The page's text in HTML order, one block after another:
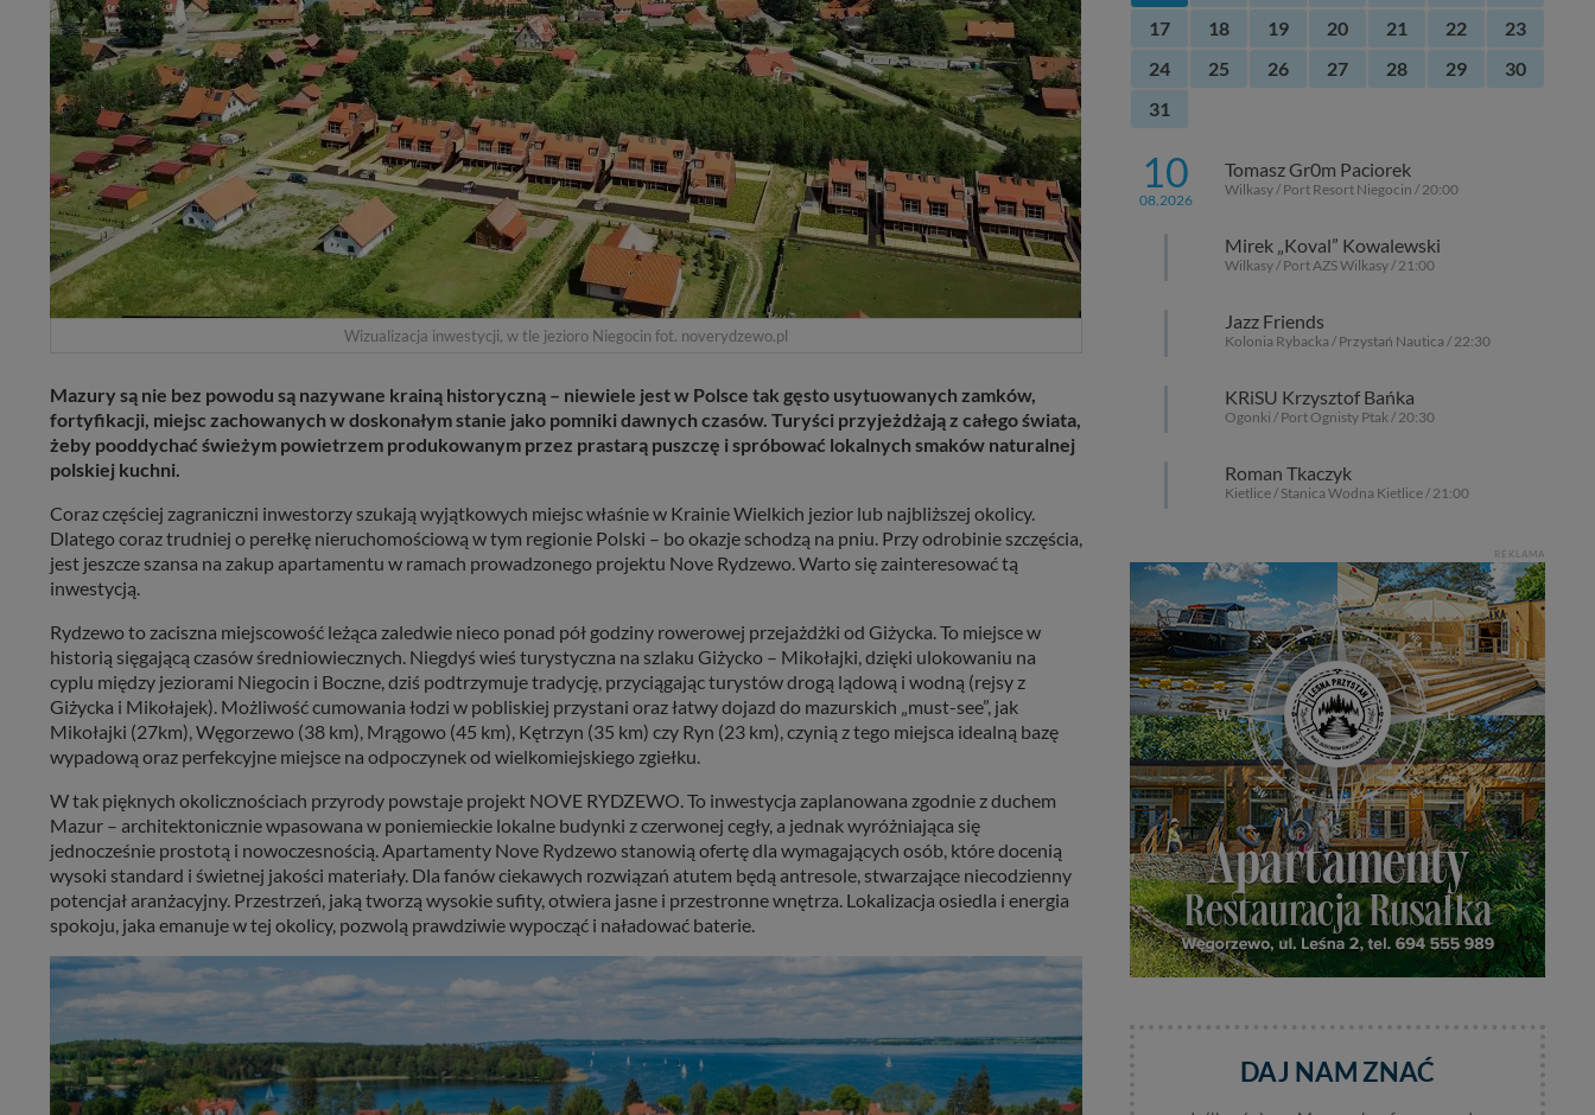
Wizualizacja inwestycji, w tle jezioro Niegocin fot. noverydzewo.pl
Mazury są nie bez powodu są nazywane krainą historyczną – niewiele jest w Polsce tak gęsto usytuowanych zamków,
fortyfikacji, miejsc zachowanych w doskonałym stanie jako pomniki dawnych czasów. Turyści przyjeżdżają z całego świata,
żeby pooddychać świeżym powietrzem produkowanym przez prastarą puszczę i spróbować lokalnych smaków naturalnej
polskiej kuchni.
Coraz częściej zagraniczni inwestorzy szukają wyjątkowych miejsc właśnie w Krainie Wielkich jezior lub najbliższej okolicy.
Dlatego coraz trudniej o perełkę nieruchomościową w tym regionie Polski – bo okazje schodzą na pniu. Przy odrobinie szczęścia,
jest jeszcze szansa na zakup apartamentu w ramach prowadzonego projektu Nove Rydzewo. Warto się zainteresować tą
inwestycją.
Rydzewo to zaciszna miejscowość leżąca zaledwie nieco ponad pół godziny rowerowej przejażdżki od Giżycka. To miejsce w
historią sięgającą czasów średniowiecznych. Niegdyś wieś turystyczna na szlaku Giżycko – Mikołajki, dzięki ulokowaniu na
cyplu między jeziorami Niegocin i Boczne, dziś podtrzymuje tradycję, przyciągając turystów drogą lądową i wodną (rejsy z
Giżycka i Mikołajek). Możliwość cumowania łodzi w pobliskiej przystani oraz łatwy dojazd do mazurskich „must-see”, jak
Mikołajki (27km), Węgorzewo (38 km), Mrągowo (45 km), Kętrzyn (35 km) czy Ryn (23 km), czynią z tego miejsca idealną bazę
wypadową oraz perfekcyjne miejsce na odpoczynek od wielkomiejskiego zgiełku.
W tak pięknych okolicznościach przyrody powstaje projekt NOVE RYDZEWO. To inwestycja zaplanowana zgodnie z duchem
Mazur – architektonicznie wpasowana w poniemieckie lokalne budynki z czerwonej cegły, a jednak wyróżniająca się
jednocześnie prostotą i nowoczesnością. Apartamenty Nove Rydzewo stanowią ofertę dla wymagających osób, które docenią
wysoki standard i świetnej jakości materiały. Dla fanów ciekawych rozwiązań atutem będą antresole, stwarzające niecodzienny
potencjał aranżacyjny. Przestrzeń, jaką tworzą wysokie sufity, otwiera jasne i przestronne wnętrza. Lokalizacja osiedla i energia
spokoju, jaka emanuje w tej okolicy, pozwolą prawdziwie wypocząć i naładować baterie.
17
18 19 20 21 22
23
24
25 26 27 28 29
30
31
10
08.2026
Tomasz Gr0m Paciorek
Wilkasy / Port Resort Niegocin / 20:00
Mirek „Koval” Kowalewski
Wilkasy / Port AZS Wilkasy / 21:00
Jazz Friends
Kolonia Rybacka / Przystań Nautica / 22:30
KRiSU Krzysztof Bańka
Ogonki / Port Ognisty Ptak / 20:30
Roman Tkaczyk
Kietlice / Stanica Wodna Kietlice / 21:00
REKLAMA
DAJ NAM ZNAĆ